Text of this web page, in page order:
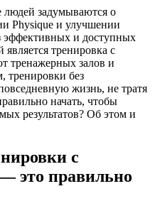
задумываются о
Physique и улучшении
эффективных и доступных
тренировка с
тренажерных залов и
тренировки без
жизнь, не тратя
начать, чтобы
результатов? Об этом и
с
это правильно